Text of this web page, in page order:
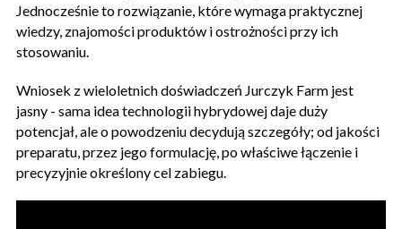
Jednocześnie to rozwiązanie, które wymaga praktycznej
wiedzy, znajomości produktów i ostrożności przy ich
stosowaniu.
Wniosek z wieloletnich doświadczeń Jurczyk Farm jest
jasny - sama idea technologii hybrydowej daje duży
potencjał, ale o powodzeniu decydują szczegóły; od jakości
preparatu, przez jego formulację, po właściwe łączenie i
precyzyjnie określony cel zabiegu.